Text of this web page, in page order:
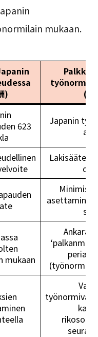
mukaan.
)
Palkka
(賃
623
Japanin
mukaan
Ankarat